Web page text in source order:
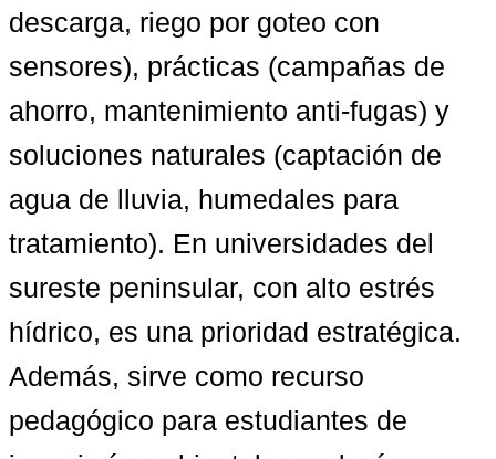
descarga, riego por goteo con
sensores), prácticas (campañas de
ahorro, mantenimiento anti-fugas) y
soluciones naturales (captación de
agua de lluvia, humedales para
tratamiento). En universidades del
sureste peninsular, con alto estrés
hídrico, es una prioridad estratégica.
Además, sirve como recurso
pedagógico para estudiantes de